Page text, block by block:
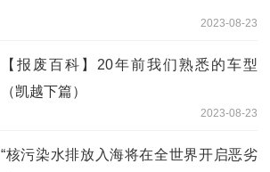
2023-08-23
【报废百科】20年前我们熟悉的车型
（凯越下篇）
2023-08-23
“核污染水排放入海将在全世界开启恶劣